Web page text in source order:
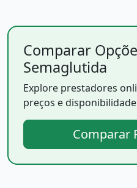
Comparar
Semaglutida
Explore prestadores
preços e
Comparar